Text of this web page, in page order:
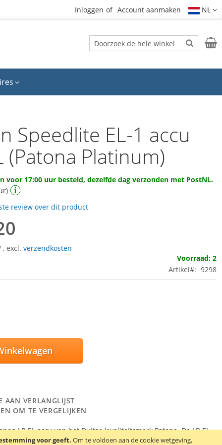
voor geeft. Om te voldoen aan de cookie wetgeving,
Inloggen Account aanmaken NL
Zoek
Zoek
Speedlite EL-1 accu
(Patona Platinum)
voor 17:00 uur besteld, dezelfde dag verzonden met PostNL.
review over dit product
, excl.verzendkosten
Voorraad: 2
Artikel
9298
AAN VERLANGLIJST
OM TE VERGELIJKEN
LP-EL accu van het Duitse kwaliteitsmerk Patona. De LP-EL
voor de Canon Speedlite EL-1 flitser. Capaciteit: 2600 mAh /